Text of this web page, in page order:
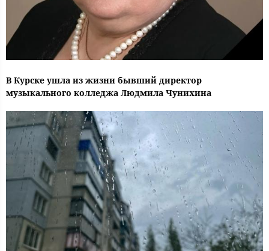
В Курске ушла из жизни бывший директор
музыкального колледжа Людмила Чунихина